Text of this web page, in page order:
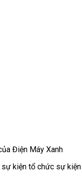
Điện Máy Xanh
kiện tổ chức sự